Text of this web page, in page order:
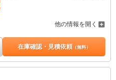
他の情報を開く
在庫確認・見積依頼（無料）